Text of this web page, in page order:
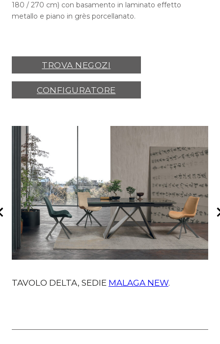
TAVOLO DELTA, SEDIE MALAGA NEW.
180 / 270 cm) con basamento in laminato effetto
metallo e piano in grès porcellanato.
TROVA NEGOZI
CONFIGURATORE